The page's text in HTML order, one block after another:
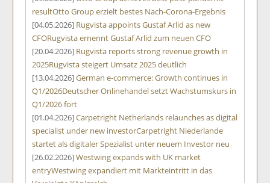
resultOtto Group erzielt bestes Nach-Corona-Ergebnis
[04.05.2026] Rugvista appoints Gustaf Arlid as new
CFORugvista ernennt Gustaf Arlid zum neuen CFO
[20.04.2026] Rugvista reports strong revenue growth in
2025Rugvista steigert Umsatz 2025 deutlich
[13.04.2026]German e-commerce: Growth continues in
Q1/2026Deutscher Onlinehandel setzt Wachstumskurs in
Q1/2026 fort
[01.04.2026]Carpetright Netherlands relaunches as digital
specialist under new investorCarpetright Niederlande
startet als digitaler Spezialist unter neuem Investor neu
[26.02.2026]Westwing expands with UK market
entryWestwing expandiert mit Markteintritt in das